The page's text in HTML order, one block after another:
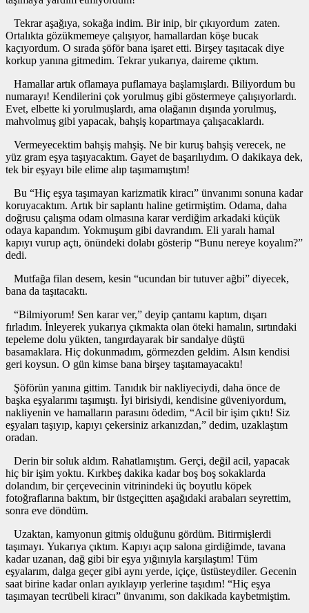
Tekrar aşağıya, sokağa indim. Bir inip, bir çıkıyordum zaten.
Ortalıkta gözükmemeye çalışıyor, hamallardan köşe bucak
kaçıyordum. O sırada şöför bana işaret etti. Birşey taşıtacak diye
korkup yanına gitmedim. Tekrar yukarıya, daireme çıktım.
Hamallar artık oflamaya puflamaya başlamışlardı. Biliyordum bu
numarayı! Kendilerini çok yorulmuş gibi göstermeye çalışıyorlardı.
Evet, elbette ki yorulmuşlardı, ama olağanın dışında yorulmuş,
mahvolmuş gibi yapacak, bahşiş kopartmaya çalışacaklardı.
Vermeyecektim bahşiş mahşiş. Ne bir kuruş bahşiş verecek, ne
yüz gram eşya taşıyacaktım. Gayet de başarılıydım. O dakikaya dek,
tek bir eşyayı bile elime alıp taşımamıştım!
Bu “Hiç eşya taşımayan karizmatik kiracı” ünvanımı sonuna kadar
koruyacaktım. Artık bir saplantı haline getirmiştim. Odama, daha
doğrusu çalışma odam olmasına karar verdiğim arkadaki küçük
odaya kapandım. Yokmuşum gibi davrandım. Eli yaralı hamal
kapıyı vurup açtı, önündeki dolabı gösterip “Bunu nereye koyalım?”
dedi.
Mutfağa filan desem, kesin “ucundan bir tutuver ağbi” diyecek,
bana da taşıtacaktı.
“Bilmiyorum! Sen karar ver,” deyip çantamı kaptım, dışarı
fırladım. İnleyerek yukarıya çıkmakta olan öteki hamalın, sırtındaki
tepeleme dolu yükten, tangırdayarak bir sandalye düştü
basamaklara. Hiç dokunmadım, görmezden geldim. Alsın kendisi
geri koysun. O gün kimse bana birşey taşıtamayacaktı!
Şöförün yanına gittim. Tanıdık bir nakliyeciydi, daha önce de
başka eşyalarımı taşımıştı. İyi birisiydi, kendisine güveniyordum,
nakliyenin ve hamalların parasını ödedim, “Acil bir işim çıktı! Siz
eşyaları taşıyıp, kapıyı çekersiniz arkanızdan,” dedim, uzaklaştım
oradan.
Derin bir soluk aldım. Rahatlamıştım. Gerçi, değil acil, yapacak
hiç bir işim yoktu. Kırkbeş dakika kadar boş boş sokaklarda
dolandım, bir çerçevecinin vitrinindeki üç boyutlu köpek
fotoğraflarına baktım, bir üstgeçitten aşağıdaki arabaları seyrettim,
sonra eve döndüm.
Uzaktan, kamyonun gitmiş olduğunu gördüm. Bitirmişlerdi
taşımayı. Yukarıya çıktım. Kapıyı açıp salona girdiğimde, tavana
kadar uzanan, dağ gibi bir eşya yığınıyla karşılaştım! Tüm
eşyalarım, dalga geçer gibi aynı yerde, içiçe, üstüsteydiler. Gecenin
saat birine kadar onları ayıklayıp yerlerine taşıdım! “Hiç eşya
taşımayan tecrübeli kiracı” ünvanımı, son dakikada kaybetmiştim.